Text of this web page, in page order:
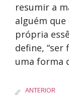
resumir a
alguém
própria
define,
uma forma
ANTERIOR